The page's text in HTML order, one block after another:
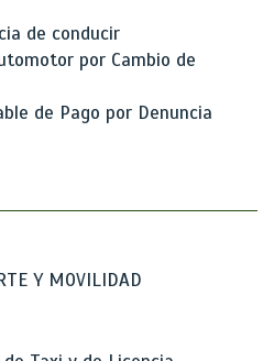
de conducir
por Cambio de
de Pago por Denuncia
Y MOVILIDAD